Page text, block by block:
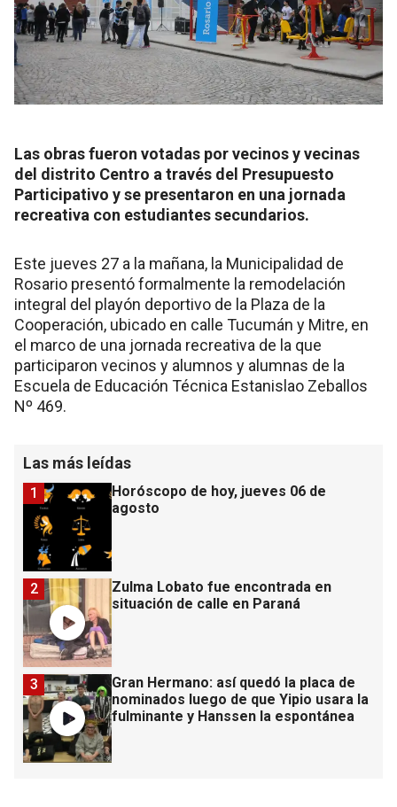
Las obras fueron votadas por vecinos y vecinas
del distrito Centro a través del Presupuesto
Participativo y se presentaron en una jornada
recreativa con estudiantes secundarios.
Este jueves 27 a la mañana, la Municipalidad de
Rosario presentó formalmente la remodelación
integral del playón deportivo de la Plaza de la
Cooperación, ubicado en calle Tucumán y Mitre, en
el marco de una jornada recreativa de la que
participaron vecinos y alumnos y alumnas de la
Escuela de Educación Técnica Estanislao Zeballos
Nº 469.
Las más leídas
Horóscopo de hoy, jueves 06 de
agosto
1
Zulma Lobato fue encontrada en
situación de calle en Paraná
2
Gran Hermano: así quedó la placa de
nominados luego de que Yipio usara la
fulminante y Hanssen la espontánea
3